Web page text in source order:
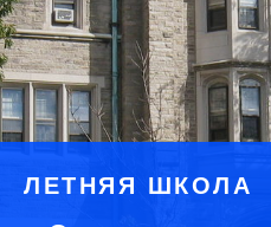
ЛЕТНЯЯ ШКОЛА